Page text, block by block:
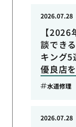
【
談でき
キング5
優良店
2026.07.28
水道修理
2026.07.28